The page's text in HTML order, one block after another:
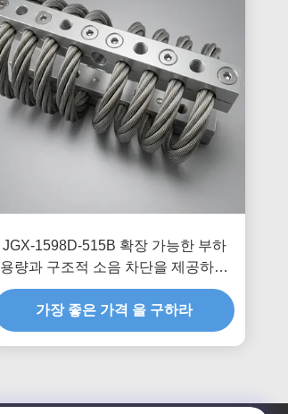
JGX-1598D-515B 확장 가능한 부하
용량과 구조적 소음 차단을 제공하는
와이어 로프 진동 절연체
가장 좋은 가격 을 구하라